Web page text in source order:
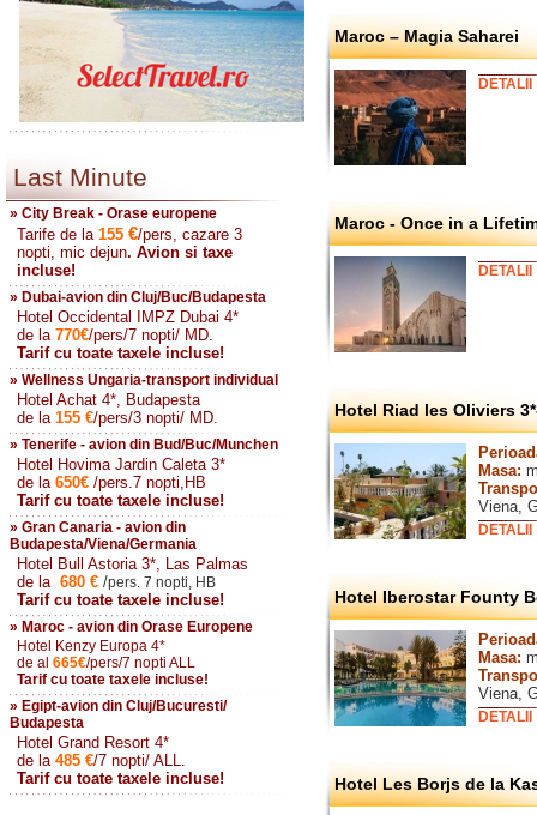
Last Minute
» City Break - Orase europene
Tarife de la 155 €/pers, cazare 3
nopti, mic dejun. Avion si taxe
incluse!
» Dubai-avion din Cluj/Buc/Budapesta
Hotel Occidental IMPZ Dubai 4*
de la 770€/pers/7 nopti/ MD.
Tarif cu toate taxele incluse!
» Wellness Ungaria-transport individual
Hotel Achat 4*, Budapesta
de la 155 €/pers/3 nopti/ MD.
» Tenerife - avion din Bud/Buc/Munchen
Hotel Hovima Jardin Caleta 3*
de la 650€ /pers.7 nopti,HB
Tarif cu toate taxele incluse!
» Gran Canaria - avion din
Budapesta/Viena/Germania
Hotel Bull Astoria 3*, Las Palmas
de la 680 € /pers. 7 nopti, HB
Tarif cu toate taxele incluse!
» Maroc - avion din Orase Europene
Hotel Kenzy Europa 4*
de al 665€/pers/7 nopti ALL
Tarif cu toate taxele incluse!
» Egipt-avion din Cluj/Bucuresti/
Budapesta
Hotel Grand Resort 4*
de la485 €/7 nopti/ ALL.
Tarif cu toate taxele incluse!
Maroc – Magia Saharei
DETALII
Maroc - Once in a
DETALII
Hotel Riad les Oliviers
Masa:
Viena,
DETALII
Hotel Iberostar Founty
Masa:
Viena,
DETALII
Hotel Les Borjs de la